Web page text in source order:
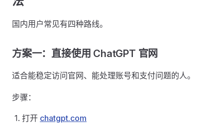
国内用户常见有四种路线。
方案一：直接使用 ChatGPT 官网
适合能稳定访问官网、能处理账号和支付问题的人。
步骤：
打开 chatgpt.com